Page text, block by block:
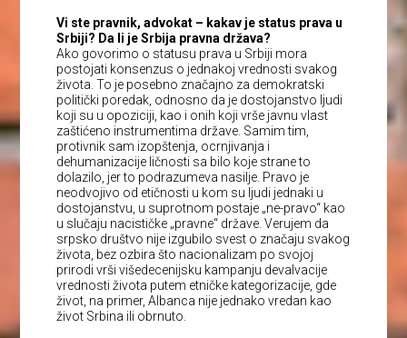
Vi ste pravnik, advokat – kakav je status prava u
Srbiji? Da li je Srbija pravna država?
Ako govorimo o statusu prava u Srbiji mora
postojati konsenzus o jednakoj vrednosti svakog
života. To je posebno značajno za demokratski
politički poredak, odnosno da je dostojanstvo ljudi
koji su u opoziciji, kao i onih koji vrše javnu vlast
zaštićeno instrumentima države. Samim tim,
protivnik sam izopštenja, ocrnjivanja i
dehumanizacije ličnosti sa bilo koje strane to
dolazilo, jer to podrazumeva nasilje. Pravo je
neodvojivo od etičnosti u kom su ljudi jednaki u
dostojanstvu, u suprotnom postaje „ne-pravo“ kao
u slučaju nacističke „pravne“ države. Verujem da
srpsko društvo nije izgubilo svest o značaju svakog
života, bez ozbira što nacionalizam po svojoj
prirodi vrši višedecenijsku kampanju devalvacije
vrednosti života putem etničke kategorizacije, gde
život, na primer, Albanca nije jednako vredan kao
život Srbina ili obrnuto.